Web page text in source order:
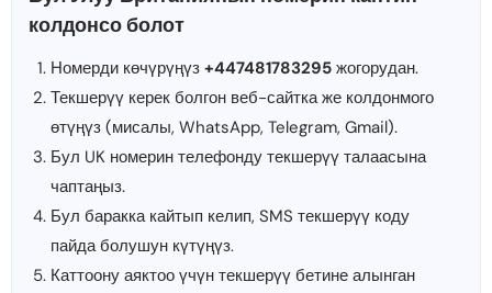
колдонсо болот
Номерди көчүрүңүз +447481783295 жогорудан.
Текшерүү керек болгон веб-сайтка же колдонмого
өтүңүз (мисалы, WhatsApp, Telegram, Gmail).
Бул UK номерин телефонду текшерүү талаасына
чаптаңыз.
Бул баракка кайтып келип, SMS текшерүү коду
пайда болушун күтүңүз.
Каттоону аяктоо үчүн текшерүү бетине алынган